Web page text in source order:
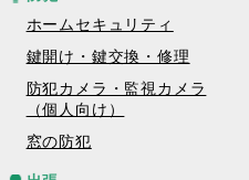
ホームセキュリティ
鍵開け・鍵交換・修理
防犯カメラ・監視カメラ
（個人向け）
窓の防犯